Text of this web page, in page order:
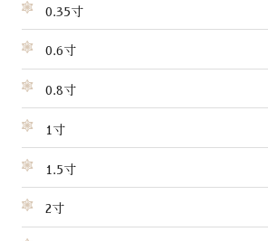
0.35寸
0.6寸
0.8寸
1寸
1.5寸
2寸